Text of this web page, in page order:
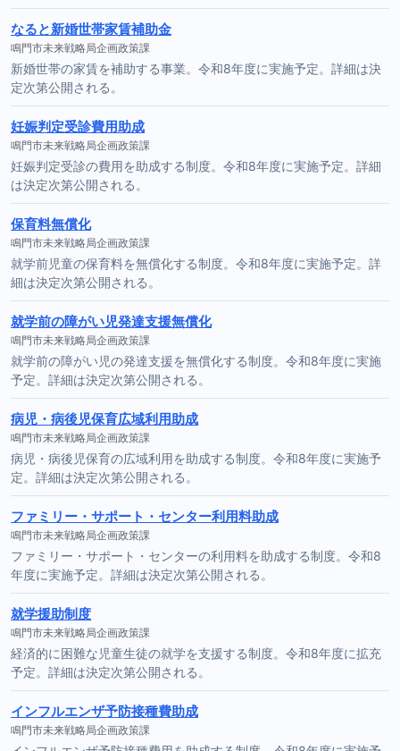
なると新婚世帯家賃補助金
鳴門市未来戦略局企画政策課
新婚世帯の家賃を補助する事業。令和8年度に実施予定。詳細は決
定次第公開される。
妊娠判定受診費用助成
鳴門市未来戦略局企画政策課
妊娠判定受診の費用を助成する制度。令和8年度に実施予定。詳細
は決定次第公開される。
保育料無償化
鳴門市未来戦略局企画政策課
就学前児童の保育料を無償化する制度。令和8年度に実施予定。詳
細は決定次第公開される。
就学前の障がい児発達支援無償化
鳴門市未来戦略局企画政策課
就学前の障がい児の発達支援を無償化する制度。令和8年度に実施
予定。詳細は決定次第公開される。
病児・病後児保育広域利用助成
鳴門市未来戦略局企画政策課
病児・病後児保育の広域利用を助成する制度。令和8年度に実施予
定。詳細は決定次第公開される。
ファミリー・サポート・センター利用料助成
鳴門市未来戦略局企画政策課
ファミリー・サポート・センターの利用料を助成する制度。令和8
年度に実施予定。詳細は決定次第公開される。
就学援助制度
鳴門市未来戦略局企画政策課
経済的に困難な児童生徒の就学を支援する制度。令和8年度に拡充
予定。詳細は決定次第公開される。
インフルエンザ予防接種費助成
鳴門市未来戦略局企画政策課